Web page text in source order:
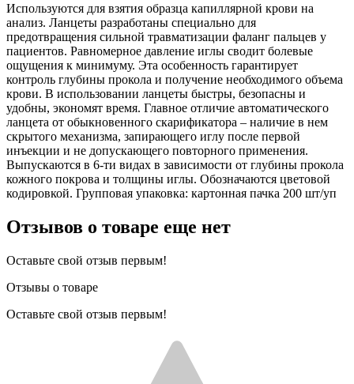
Используются для взятия образца капиллярной крови на
анализ. Ланцеты разработаны специально для
предотвращения сильной травматизации фаланг пальцев у
пациентов. Равномерное давление иглы сводит болевые
ощущения к минимуму. Эта особенность гарантирует
контроль глубины прокола и получение необходимого объема
крови. В использовании ланцеты быстры, безопасны и
удобны, экономят время. Главное отличие автоматического
ланцета от обыкновенного скарификатора – наличие в нем
скрытого механизма, запирающего иглу после первой
инъекции и не допускающего повторного применения.
Выпускаются в 6-ти видах в зависимости от глубины прокола
кожного покрова и толщины иглы. Обозначаются цветовой
кодировкой. Групповая упаковка: картонная пачка 200 шт/уп
Отзывов о товаре еще нет
Оставьте свой отзыв первым!
Отзывы о товаре
Оставьте свой отзыв первым!